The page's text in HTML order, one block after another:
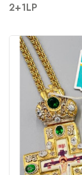
2+1LP